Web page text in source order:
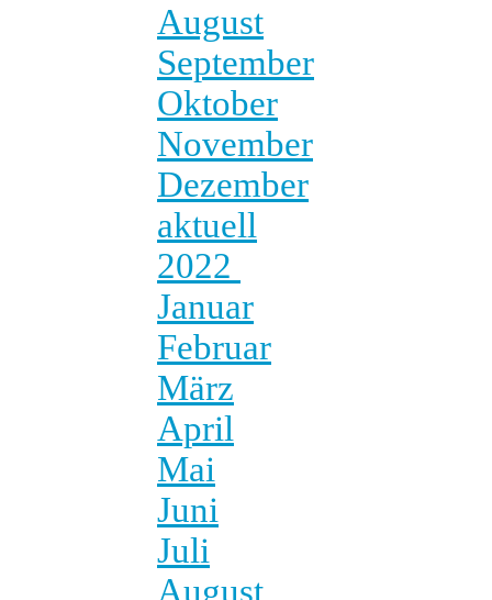
August
September
Oktober
November
Dezember
aktuell
2022
Januar
Februar
März
April
Mai
Juni
Juli
August